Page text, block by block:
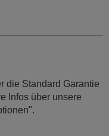
die Standard Garantie
Infos über unsere